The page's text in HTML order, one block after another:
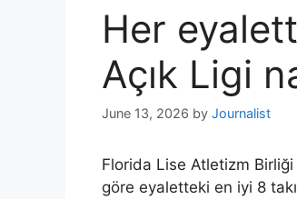
Her
Açık Ligi
June 13, 2026 by Journalist
Florida Lise Atletizm Birliği
göre eyaletteki en iyi 8